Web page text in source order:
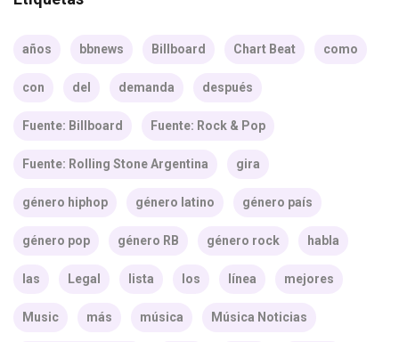
años bbnews Billboard Chart Beat como
con del demanda después
Fuente: Billboard Fuente: Rock & Pop
Fuente: Rolling Stone Argentina gira
género hiphop género latino género país
género pop género RB género rock habla
las Legal lista los línea mejores
Music más música Música Noticias